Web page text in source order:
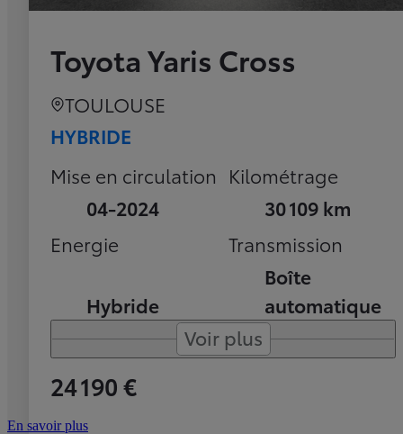
Toyota Yaris Cross
TOULOUSE
HYBRIDE
Mise en circulation
04-2024
Kilométrage
30 109 km
Energie
Hybride
Transmission
Boîte
automatique
Voir plus
24 190 €
En savoir plus